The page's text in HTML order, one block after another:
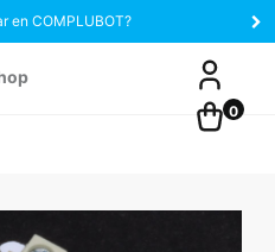
en COMPLUBOT?
0